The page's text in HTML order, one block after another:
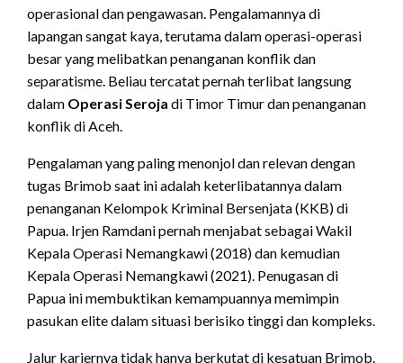
operasional dan pengawasan. Pengalamannya di
lapangan sangat kaya, terutama dalam operasi-operasi
besar yang melibatkan penanganan konflik dan
separatisme. Beliau tercatat pernah terlibat langsung
dalam Operasi Seroja di Timor Timur dan penanganan
konflik di Aceh.
Pengalaman yang paling menonjol dan relevan dengan
tugas Brimob saat ini adalah keterlibatannya dalam
penanganan Kelompok Kriminal Bersenjata (KKB) di
Papua. Irjen Ramdani pernah menjabat sebagai Wakil
Kepala Operasi Nemangkawi (2018) dan kemudian
Kepala Operasi Nemangkawi (2021). Penugasan di
Papua ini membuktikan kemampuannya memimpin
pasukan elite dalam situasi berisiko tinggi dan kompleks.
Jalur kariernya tidak hanya berkutat di kesatuan Brimob.